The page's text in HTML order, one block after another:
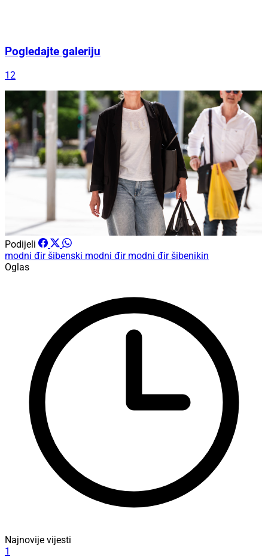
Pogledajte galeriju
12
Podijeli
modni điršibenski modni đir modni đir šibenikin
Oglas
Najnovije vijesti
1